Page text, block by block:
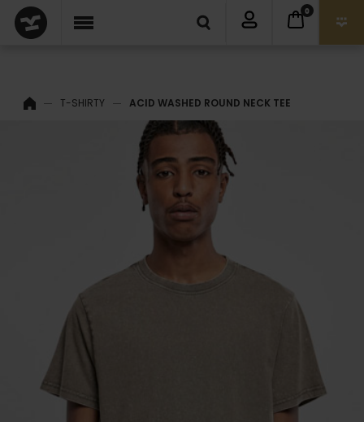
0
T-SHIRTY ACID WASHED ROUND NECK TEE